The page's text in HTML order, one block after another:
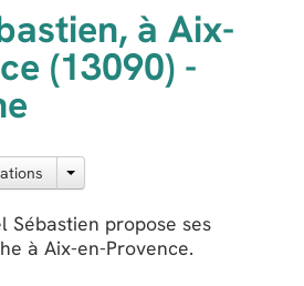
à Aix-
(13090) -
Sébastien propose ses
à Aix-en-Provence.